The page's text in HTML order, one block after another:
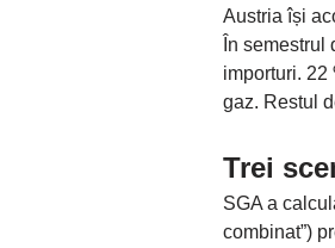
Austria își
În
importuri. 22
gaz. Restul
Trei
SGA a
combinat”)